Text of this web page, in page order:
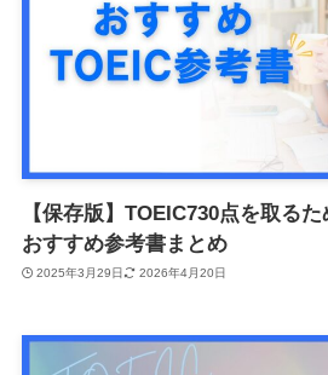
【保存版】TOEIC730点を取る
おすすめ参考書まとめ
2025年3月29日 2026年4月20日